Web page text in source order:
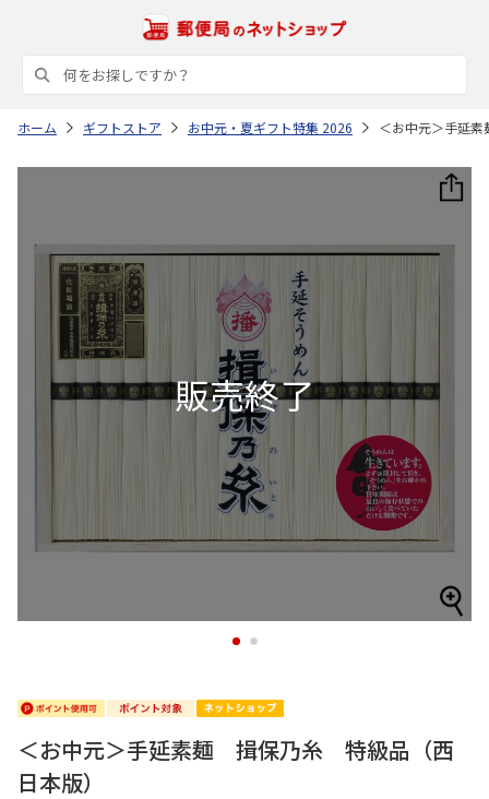
ホーム ギフトストア お中元・夏ギフト特集 2026 ＜お中元＞手延
1 2
＜お中元＞手延素麺 揖保乃糸 特級品（西
日本版）